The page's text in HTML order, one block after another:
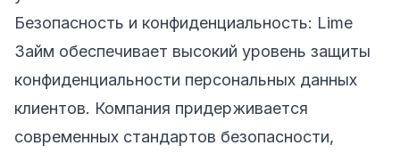
Безопасность и конфиденциальность: Lime
Займ обеспечивает высокий уровень защиты
конфиденциальности персональных данных
клиентов. Компания придерживается
современных стандартов безопасности,